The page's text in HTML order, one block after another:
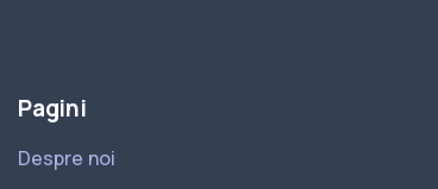
Pagini
Despre noi